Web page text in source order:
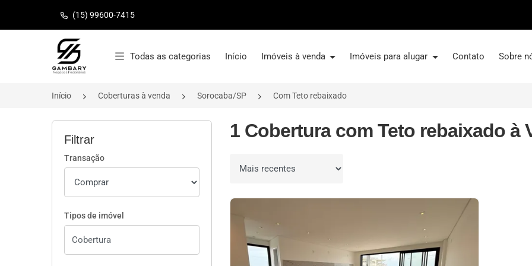
(15) 99600-7415
Página inicial
Todas as categorias Início Imóveis à venda Imóveis para alugar Contato Sobre
Início Coberturas à venda Sorocaba/SP Com Teto rebaixado
Filtrar
Transação
Tipos de imóvel
1 Cobertura com Teto rebaixado à
Ordenar por